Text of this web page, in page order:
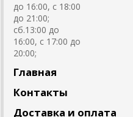
до 16:00, с 18:00
до 21:00;
сб.13:00 до
16:00, с 17:00 до
20:00;
Главная
Контакты
Доставка и оплата